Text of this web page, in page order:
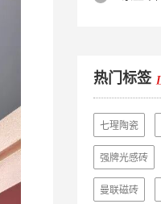
热门标签
七瑆陶瓷
强牌光感砖
曼联磁砖